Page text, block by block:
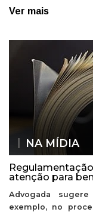
Ver mais
NA MÍDIA
atenção para
Advogada
exemplo, no